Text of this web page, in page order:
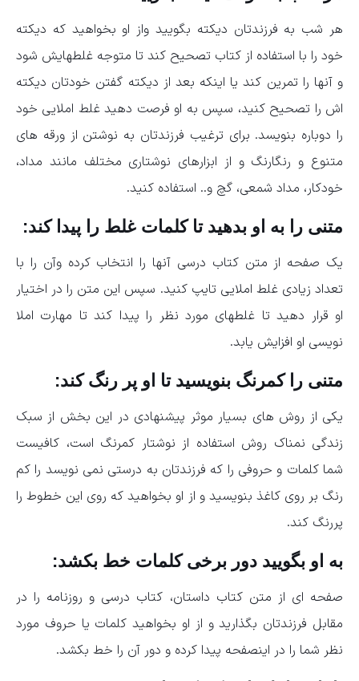
هر شب به فرزندتان دیکته بگویید واز او بخواهید که دیکته
خود را با استفاده از کتاب تصحیح کند تا متوجه غلطهایش شود
و آنها را تمرین کند یا اینکه بعد از دیکته گفتن خودتان دیکته
اش را تصحیح کنید، سپس به او فرصت دهید غلط املایی خود
را دوباره بنویسد. برای ترغیب فرزندتان به نوشتن از ورقه های
متنوع و رنگارنگ و از ابزارهای نوشتاری مختلف مانند مداد،
خودکار، مداد شمعی، گچ و.. استفاده کنید.
متنی را به او بدهید تا کلمات غلط را پیدا کند:
یک صفحه از متن کتاب درسی آنها را انتخاب کرده وآن را با
تعداد زیادی غلط املایی تایپ کنید. سپس این متن را در اختیار
او قرار دهید تا غلطهای مورد نظر را پیدا کند تا مهارت املا
نویسی او افزایش یابد.
متنی را کمرنگ بنویسید تا او پر رنگ کند:
یکی از روش های بسیار موثر پیشنهادی در این بخش از سبک
زندگی نمناک روش استفاده از نوشتار کمرنگ است، کافیست
شما کلمات و حروفی را که فرزندتان به درستی نمی نویسد را کم
رنگ بر روی کاغذ بنویسید و از او بخواهید که روی این خطوط را
پررنگ کند.
به او بگویید دور برخی کلمات خط بکشد:
صفحه ای از متن کتاب داستان، کتاب درسی و روزنامه را در
مقابل فرزندتان بگذارید و از او بخواهید کلمات یا حروف مورد
نظر شما را در اینصفحه پیدا کرده و دور آن را خط بکشد.